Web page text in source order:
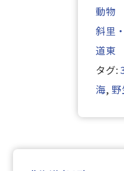
動物
斜里
道東
タグ:
海, 野